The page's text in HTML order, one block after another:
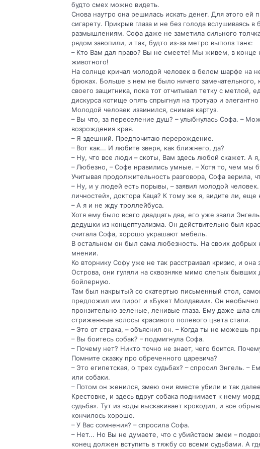
будто смех можно видеть.
Снова наутро она решилась искать денег. Для этого ей
сигарету. Прикрыв глаза и не без голода вслушиваясь
размышлениям. Софа даже не заметила сильного
рядом завопили, и так, будто из-за метро выполз танк:
– Кто Вам дал право? Вы не смеете! Мы живем, в конце
животного!
На солнце кричал молодой человек в белом шарфе на
брюках. Больше в нем не было ничего замечательного,
своего защитника, пока тот отчитывал тетку с метлой,
дискурса котище опять спрыгнул на тротуар и
Молодой человек извинился, снимая картуз.
– Вы что, за переселение душ? – улыбнулась Софа. –
возрождения края.
– Я здешний. Предпочитаю перерождение.
– Вот как... И любите зверя, как ближнего, да?
– Ну, что все люди – скоты, Вам здесь любой скажет. А
– Любезно, – Софе нравились умные. – Хотя то, чем мы
Учитывая продолжительность разговора, Софа верила,
– Ну, и у людей есть порывы, – заявил молодой
личностей», доктора Каца? К тому же я, видите ли, еще
– А я и не жду троллейбуса.
Хотя ему было всего двадцать два, его уже звали
дедушки из концептуализма. Он действительно был
считала Софа, хорошо украшают мебель.
В остальном он был сама любезность. На своих
мнении.
Ко вторнику Софу уже не так расстраивал кризис, и
Острова, они гуляли на сквозняке мимо слепых бывших
бойлерную.
Там был накрытый со скатертью письменный стол,
предложил им пирог и «Букет Молдавии». Он
пронзительно зеленые, ленивые глаза. Ему даже шла
стриженные волосы красивого полевого цвета стали.
– Это от страха, – объяснил он. – Когда ты не можешь
– Вы боитесь собак? – подмигнула Софа.
– Почему нет? Никто точно не знает, чего боится.
Помните сказку про обреченного царевича?
– Это египетская, о трех судьбах? – спросил Энгель. –
или собаки.
– Потом он женился, змею они вместе убили и так
Крестовке, и здесь вдруг собака поднимает к нему
судьба». Тут из воды выскакивает крокодил, и все
кончилось хорошо.
– У Вас сомнения? – спросила Софа.
– Нет... Но Вы не думаете, что с убийством змеи –
конец должен вступить в тяжбу со всеми судьбами. А